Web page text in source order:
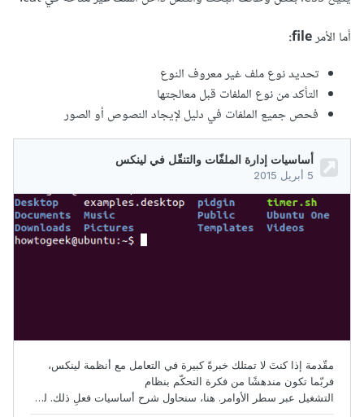
أما الأمرfile:
تحديد نوع ملف غير معروف النوع
التأكد من نوع الملفات قبل معالجتها
فحص جميع الملفات في دليل لإيجاد النصوص أو الصور